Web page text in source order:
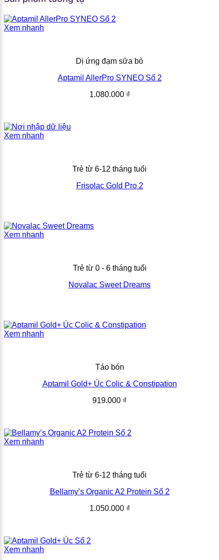
Xem nhanh
Dị ứng đạm sữa bò
Aptamil AllerPro SYNEO Số 2
1.080.000 ₫
Xem nhanh
Trẻ từ 6-12 tháng tuổi
Frisolac Gold Pro 2
Xem nhanh
Trẻ từ 0 - 6 tháng tuổi
Novalac Sweet Dreams
Xem nhanh
Táo bón
Aptamil Gold+ Úc Colic & Constipation
919.000 ₫
Xem nhanh
Trẻ từ 6-12 tháng tuổi
Bellamy’s Organic A2 Protein Số 2
1.050.000 ₫
Xem nhanh